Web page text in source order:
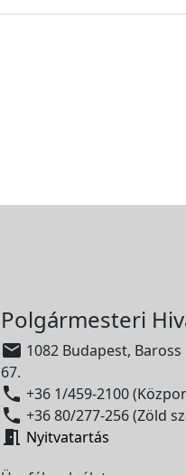
Polgármesteri
 1082 Budapest, Baross
67.
 +36 1/459-2100
 +36 80/277-256 (Zöld
 Nyitvatartás